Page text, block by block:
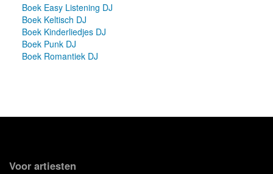
Boek Easy Listening DJ
Boek Keltisch DJ
Boek Kinderliedjes DJ
Boek Punk DJ
Boek Romantiek DJ
Voor artiesten